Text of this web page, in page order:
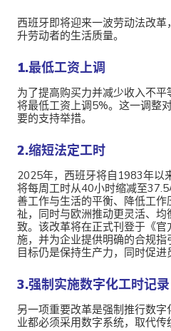
西班牙即将迎来一波劳动法改
升劳动者的生活质量。
1.最低工资上调
为了提高购买力并减少收入不
将最低工资上调5%。这一调整
要的支持举措。
2.缩短法定工时
2025年，西班牙将自1983年以
将每周工时从40小时缩减至
善工作与生活的平衡、降低工
祉，同时与欧洲推动更灵活、
致。该改革将在正式刊登于《
施，并为企业提供明确的合规
目标仍是保持生产力，同时促进
3.强制实施数字化工时记录
另一项重要改革是强制推行数
业都必须采用数字系统，取代传